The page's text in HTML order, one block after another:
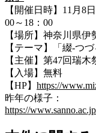
【開催日時】11月8
00～18：00
【場所】神奈川県伊
【テーマ】「綴-つづ
【主催】第47回瑞
【入場】無料
【HP】 https://
昨年の様子：
https://